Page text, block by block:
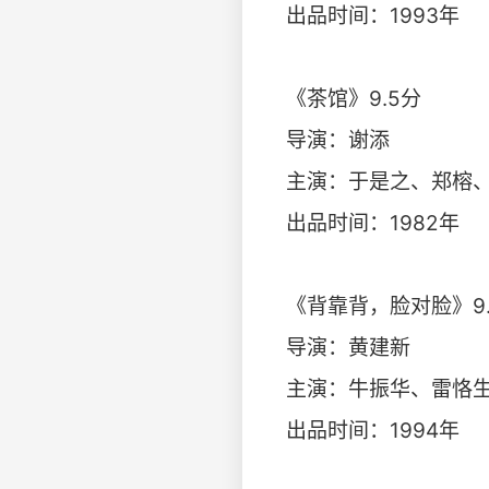
出品时间：1993年
《茶馆》9.5分
导演：谢添
主演：于是之、郑榕
出品时间：1982年
《背靠背，脸对脸》
导演：黄建新
主演：牛振华、雷恪
出品时间：1994年